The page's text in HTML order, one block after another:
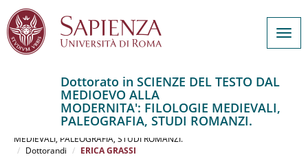
principale
Dottorato in SCIENZE DEL TESTO DAL
MEDIOEVO ALLA
MODERNITA': FILOLOGIE MEDIEVALI,
PALEOGRAFIA, STUDI ROMANZI.
SCIENZE DEL TESTO DAL MEDIOEVO ALLA MODERNITA': FILOLOGIE
MEDIEVALI, PALEOGRAFIA, STUDI ROMANZI.
Dottorandi
ERICA GRASSI